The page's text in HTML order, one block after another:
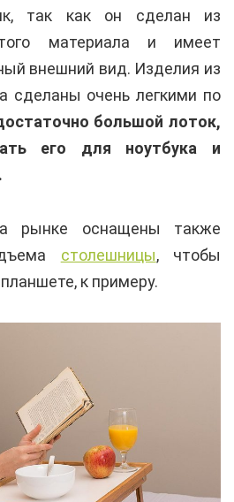
так как он сделан из
материала и имеет
внешний вид. Изделия из
сделаны очень легкими по
большой лоток,
его для ноутбука и
рынке оснащены также
столешницы, чтобы
к примеру.